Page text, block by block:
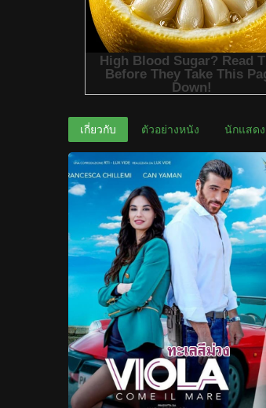
เกี่ยวกับ ตัวอย่างหนัง นักแสดง